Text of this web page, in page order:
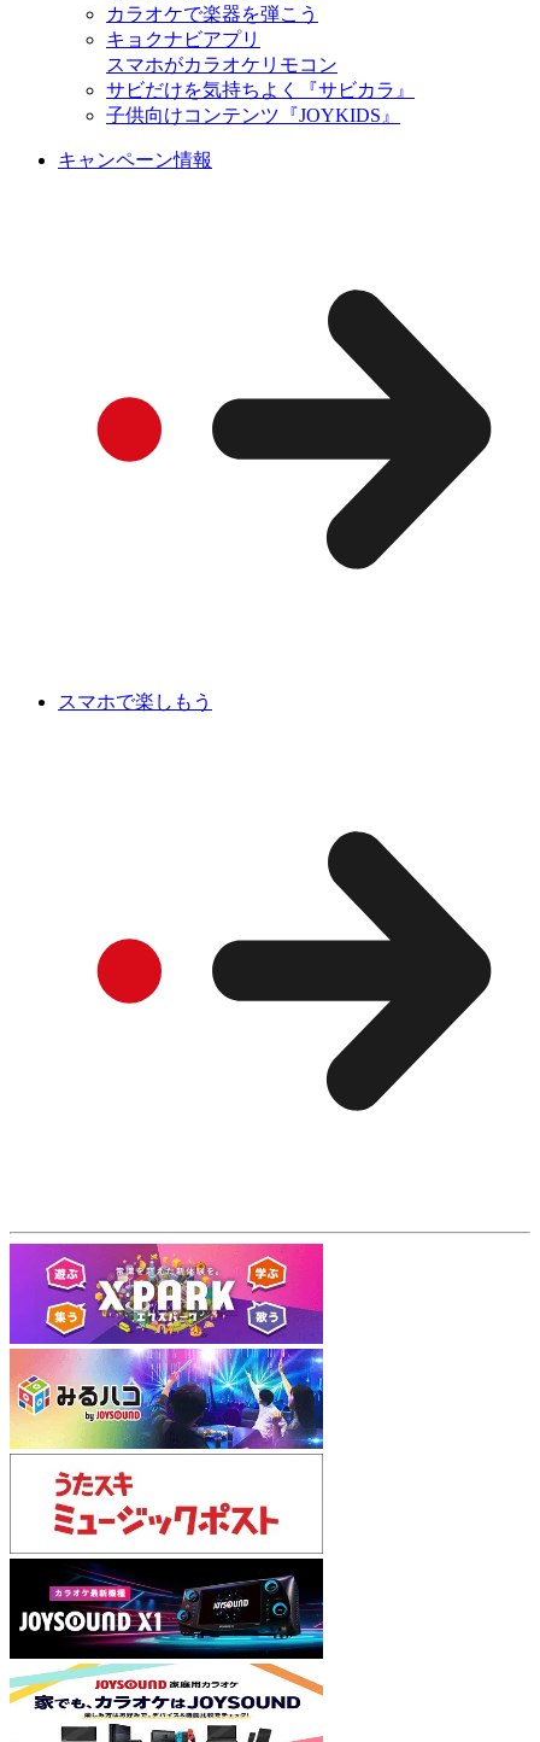
カラオケで楽器を弾こう
キョクナビアプリ
スマホがカラオケリモコン
サビだけを気持ちよく『サビカラ』
子供向けコンテンツ『JOYKIDS』
キャンペーン情報
スマホで楽しもう